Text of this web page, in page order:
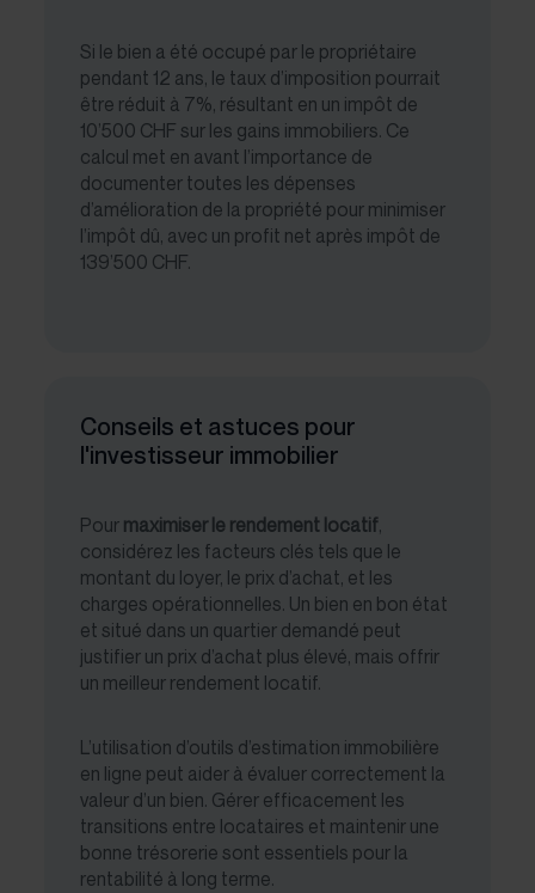
Si le bien a été occupé par le propriétaire
pendant 12 ans, le taux d’imposition pourrait
être réduit à 7%, résultant en un impôt de
10’500 CHF sur les gains immobiliers. Ce
calcul met en avant l’importance de
documenter toutes les dépenses
d’amélioration de la propriété pour minimiser
l’impôt dû, avec un profit net après impôt de
139’500 CHF.
Conseils et astuces pour
l'investisseur immobilier
Pour maximiser le rendement locatif,
considérez les facteurs clés tels que le
montant du loyer, le prix d’achat, et les
charges opérationnelles. Un bien en bon état
et situé dans un quartier demandé peut
justifier un prix d’achat plus élevé, mais offrir
un meilleur rendement locatif.
L’utilisation d’outils d’estimation immobilière
en ligne peut aider à évaluer correctement la
valeur d’un bien. Gérer efficacement les
transitions entre locataires et maintenir une
bonne trésorerie sont essentiels pour la
rentabilité à long terme.